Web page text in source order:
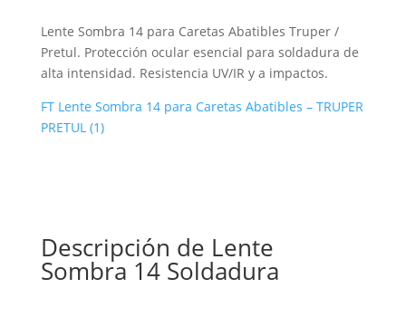
Lente Sombra 14 para Caretas Abatibles Truper /
Pretul. Protección ocular esencial para soldadura de
alta intensidad. Resistencia UV/IR y a impactos.
FT Lente Sombra 14 para Caretas Abatibles – TRUPER
PRETUL (1)
Descripción de Lente
Sombra 14 Soldadura